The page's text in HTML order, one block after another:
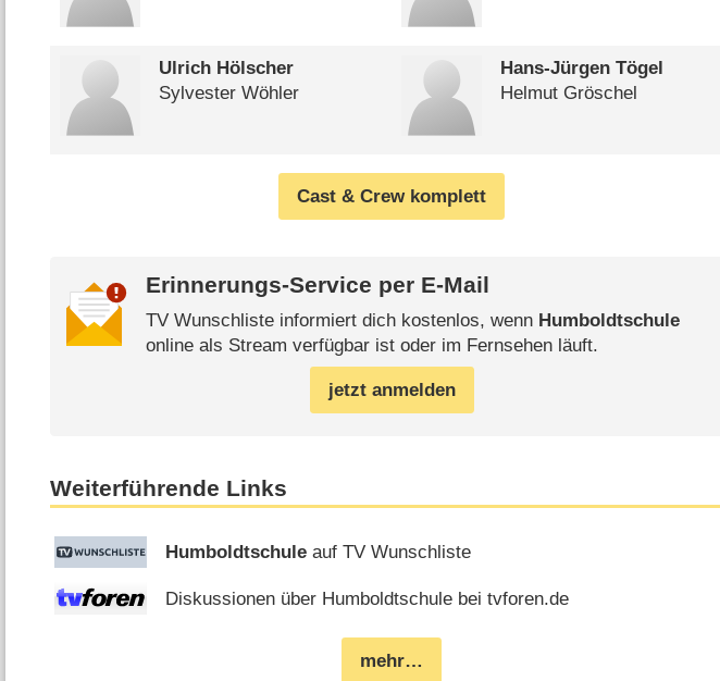
Ulrich Hölscher
Sylvester Wöhler
Hans-Jürgen Tögel
Helmut Gröschel
Cast & Crew komplett
Erinnerungs-Service per E-Mail
TV Wunschliste informiert dich kostenlos, wenn Humboldtschule
online als Stream verfügbar ist oder im Fernsehen läuft.
jetzt anmelden
Weiterführende Links
Humboldtschule auf TV Wunschliste
Diskussionen über Humboldtschule bei tvforen.de
mehr…